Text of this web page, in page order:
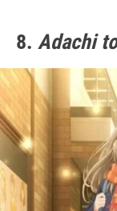
8. Adachi